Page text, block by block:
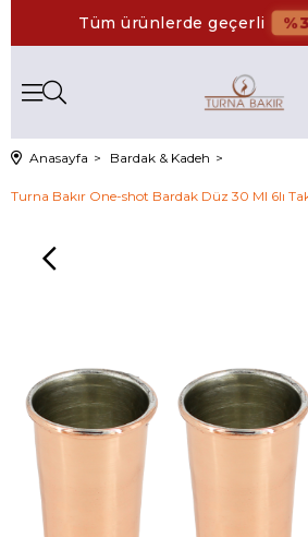
Tüm ürünlerde geçerli
Anasayfa Bardak & Kadeh
Turna Bakır One-shot Bardak Düz 30 Ml 6lı